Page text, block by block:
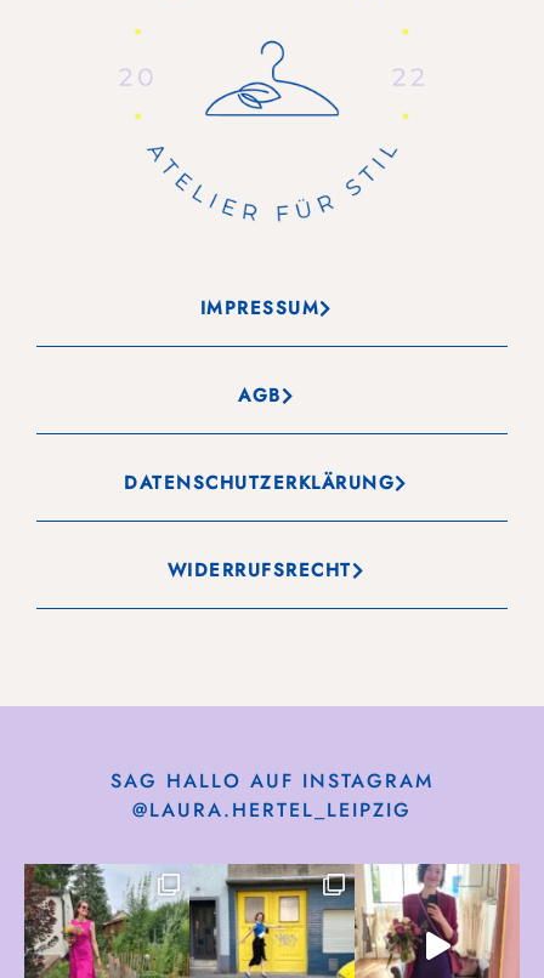
IMPRESSUM
AGB
DATENSCHUTZERKLÄRUNG
WIDERRUFSRECHT
SAG HALLO AUF INSTAGRAM
@LAURA.HERTEL_LEIPZIG